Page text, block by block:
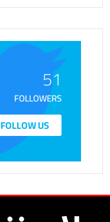
51
FOLLOWERS
FOLLOW US